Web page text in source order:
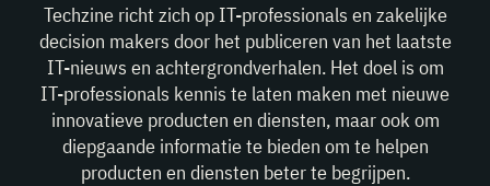
Techzine richt zich op IT-professionals en zakelijke
decision makers door het publiceren van het laatste
IT-nieuws en achtergrondverhalen. Het doel is om
IT-professionals kennis te laten maken met nieuwe
innovatieve producten en diensten, maar ook om
diepgaande informatie te bieden om te helpen
producten en diensten beter te begrijpen.